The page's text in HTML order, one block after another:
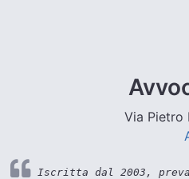
Via Pietro
Iscritta dal 2003,